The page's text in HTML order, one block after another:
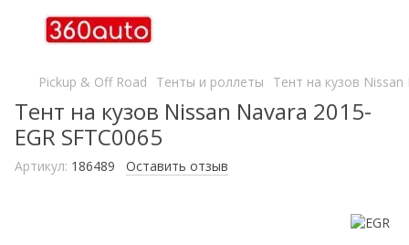
Pickup & Off Road Тенты и роллеты Тент на кузов Nissan
Тент на кузов Nissan Navara 2015-
EGR SFTC0065
Артикул: 186489 Оставить отзыв